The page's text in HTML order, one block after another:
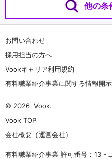
他の条
お問い合わせ
採用担当の方へ
Vookキャリア利用規約
有料職業紹介事業に関する情報開
© 2026 Vook.
Vook TOP
会社概要（運営会社）
有料職業紹介事業 許可番号：13 -